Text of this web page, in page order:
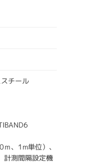
チール
、1m単位）、
計測間隔設定機